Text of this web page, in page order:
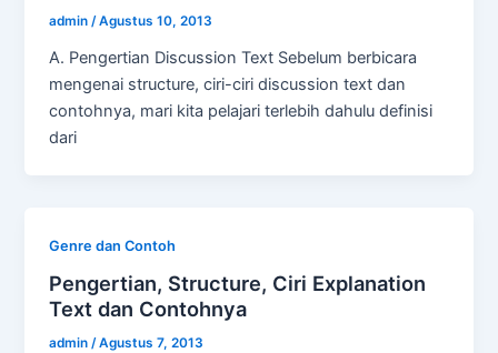
admin/Agustus 10, 2013
A. Pengertian Discussion Text Sebelum berbicara
mengenai structure, ciri-ciri discussion text dan
contohnya, mari kita pelajari terlebih dahulu definisi
dari
Genre dan Contoh
Pengertian, Structure, Ciri Explanation
Text dan Contohnya
admin/Agustus 7, 2013